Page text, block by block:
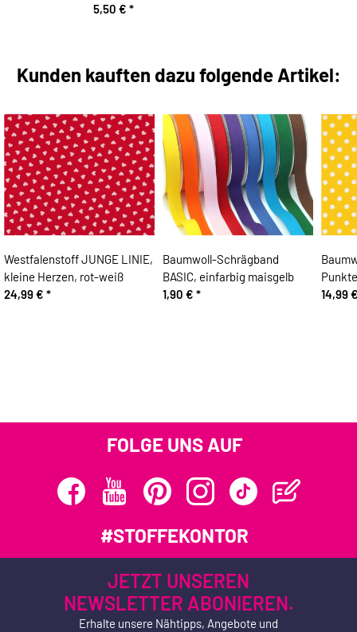
5,50 € *
Kunden kauften dazu folgende Artikel:
Westfalenstoff JUNGE LINIE,
kleine Herzen, rot-weiß
24,99 € *
Baumwoll-Schrägband
BASIC, einfarbig maisgelb
1,90 € *
14,99
FOLGE UNS AUF
#STOFFEKONTOR
JETZT UNSEREN
NEWSLETTER ABONIEREN.
Erhalte unsere Nähtipps, Angebote und